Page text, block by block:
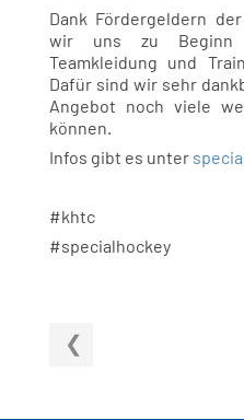
Dank Fördergeldern
wir uns zu Beginn
Teamkleidung und
Dafür sind wir sehr
Angebot noch viele
können.
Infos gibt es unter
#khtc
#specialhockey